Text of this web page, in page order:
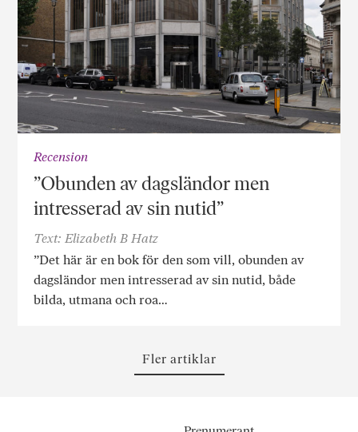
Recension
”Obunden av dagsländor men
intresserad av sin nutid”
Text: Elizabeth B Hatz
”Det här är en bok för den som vill, obunden av
dagsländor men intresserad av sin nutid, både
bilda, utmana och roa…
Fler artiklar